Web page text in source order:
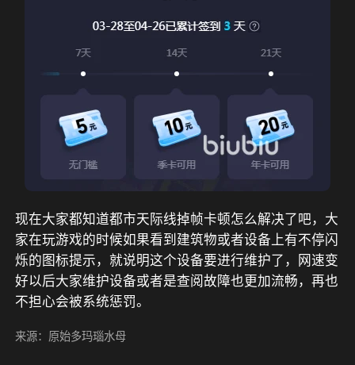
现在大家都知道都市天际线掉帧卡顿怎么解决了吧，大
家在玩游戏的时候如果看到建筑物或者设备上有不停闪
烁的图标提示，就说明这个设备要进行维护了，网速变
好以后大家维护设备或者是查阅故障也更加流畅，再也
不担心会被系统惩罚。
来源：原始多玛瑙水母